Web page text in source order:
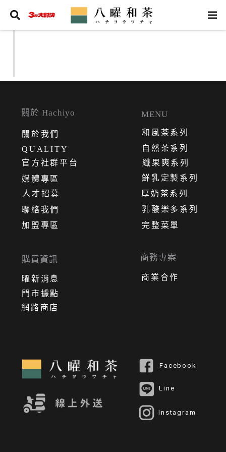
Facebook
人才招募
Instagram
關於 Hachiyo
關 於我們
QUALITY
官方社群平台
媒體專區
Line
網路商店
門市據點
曜新消息
購買資訊
聯絡我們
加盟專區
商務專案
商業合作
乳酸樂多系列
厚奶茶系列
鮮乳定製系列
纖果爽系列
自然茶系列
和風茶系列
MENU
完整菜單